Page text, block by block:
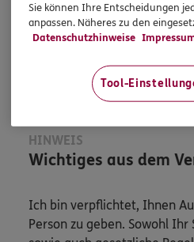
Mobil: 0157
Mehr
HINWEIS
Wichtiges aus dem
Ich bin verpflichtet, Ihnen
Person zu geben. Sowohl
Sie können Ihre Entscheidungen
anpassen. Näheres zu den
Datenschutzhinweise
Tool-